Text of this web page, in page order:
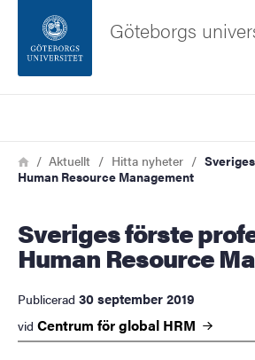
Sidfoten
Om webbplatsen
Göteborgs
Länkstig
HemAktuellt Hitta nyheter
Human Resource Management
Sveriges förste professor i
Human Resource
Publicerad 30 september 2019
vid Centrum för global HRM